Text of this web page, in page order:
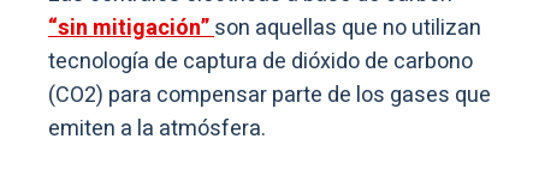
“sin mitigación”son aquellas que no utilizan
tecnología de captura de dióxido de carbono
(CO2) para compensar parte de los gases que
emiten a la atmósfera.